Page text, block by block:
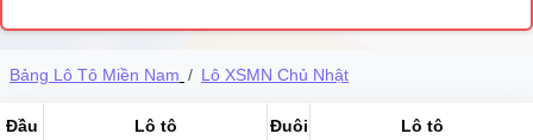
Bảng Lô Tô Miền Nam Lô XSMN Chủ Nhật
Đầu Lô tô Đuôi Lô tô